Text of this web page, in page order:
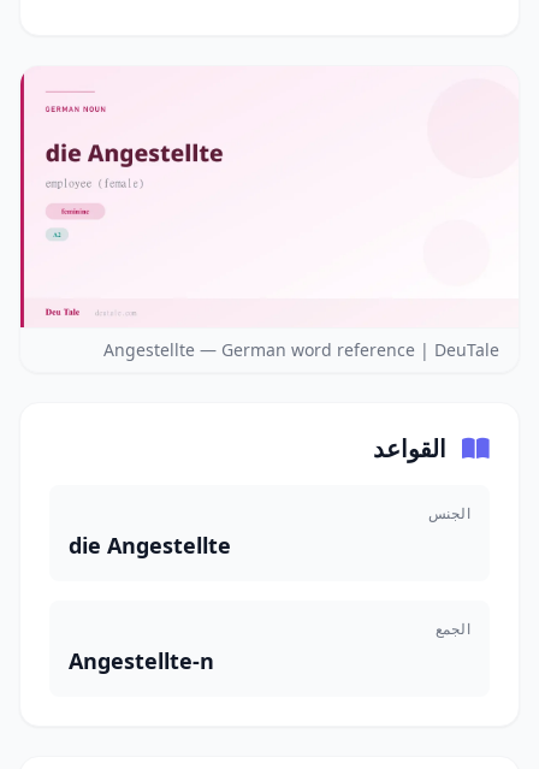
Angestellte — German word reference | DeuTale
القواعد
الجنس
die Angestellte
الجمع
Angestellte-n